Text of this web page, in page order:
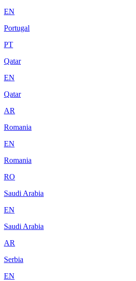
EN
Portugal
PT
Qatar
EN
Qatar
AR
Romania
EN
Romania
RO
Saudi Arabia
EN
Saudi Arabia
AR
Serbia
EN